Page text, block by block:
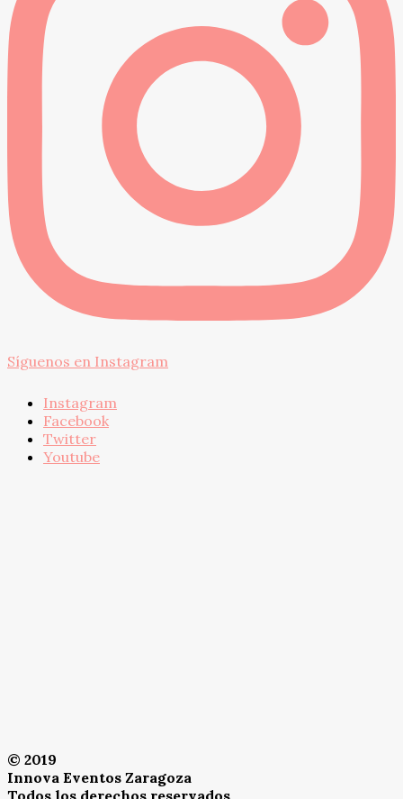
Síguenos en Instagram
Instagram
Facebook
Twitter
Youtube
© 2019
Innova Eventos Zaragoza
Todos los derechos reservados